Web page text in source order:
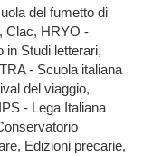
del fumetto di
Clac, HRYO -
in Studi letterari,
- Scuola italiana
del viaggio,
- Lega Italiana
Edizioni precarie,